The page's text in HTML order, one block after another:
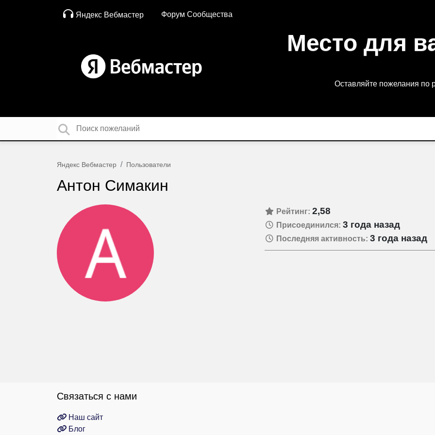
Яндекс Вебмастер Форум Сообщества
Место для
Оставляйте пожелания по
Яндекс Вебмастер Пользователи
Антон Симакин
Рейтинг: 2,58
Присоединился: 3 года назад
Последняя активность: 3 года назад
Связаться с нами
Наш сайт
Блог